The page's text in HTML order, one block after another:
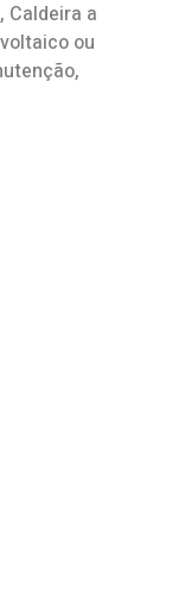
, Caldeira a
ou